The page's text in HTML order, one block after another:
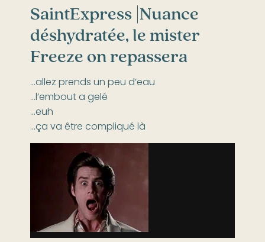
SaintExpress |Nuance
déshydratée, le mister
Freeze on repassera
…allez prends un peu d’eau
…l’embout a gelé
…euh
…ça va être compliqué là